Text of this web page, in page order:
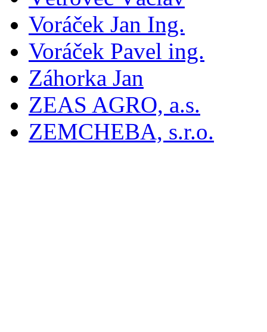
Voráček Jan Ing.
Voráček Pavel ing.
Záhorka Jan
ZEAS AGRO, a.s.
ZEMCHEBA, s.r.o.